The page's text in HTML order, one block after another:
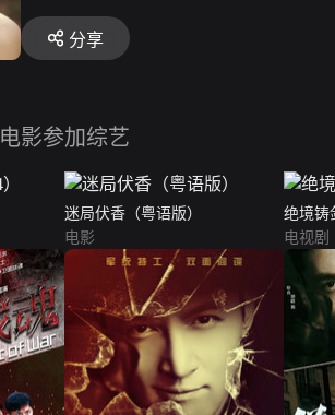
运》中饰演女主角张洁。2014年，出演吴子
017年，在都市职场剧《猎场》中饰演陶花美
《让这首歌作证》，剧中饰演齐玉珍。2019
分享
电影参加综艺
迷局伏香（粤语版）
电影
绝境铸
电视剧